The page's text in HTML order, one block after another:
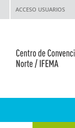
ACCESO USUARIOS